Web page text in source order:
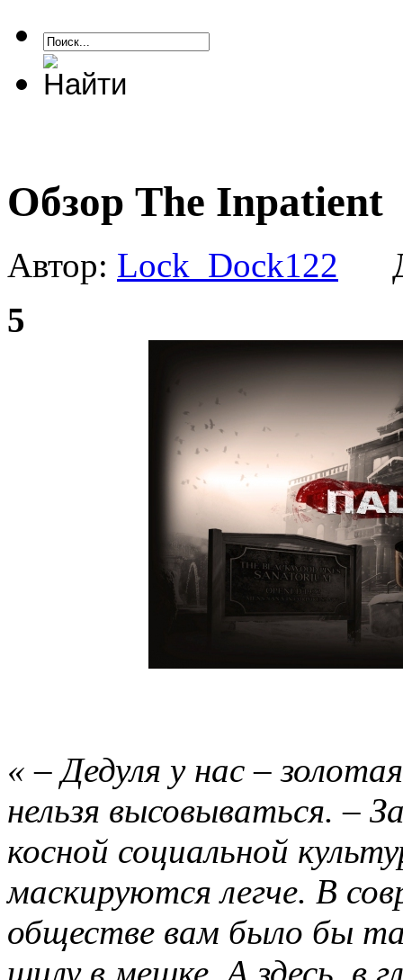
Обзор The Inpatient
Автор: Lock_Dock122
5
« – Дедуля у нас –
нельзя высовываться. –
косной социальной
маскируются легче. В
обществе вам было бы